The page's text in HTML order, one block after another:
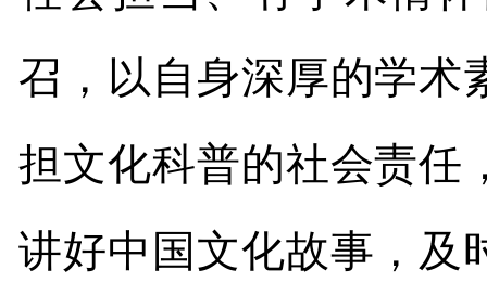
召，以自身深厚的学术
担文化科普的社会责任
讲好中国文化故事，及